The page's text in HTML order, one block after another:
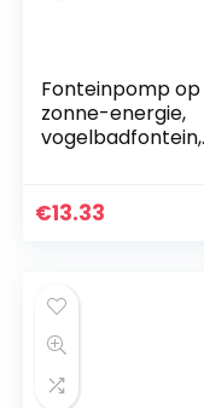
Fonteinpomp op
zonne-energie,
vogelbadfontein,
vogelbad, vijver,
€13.33